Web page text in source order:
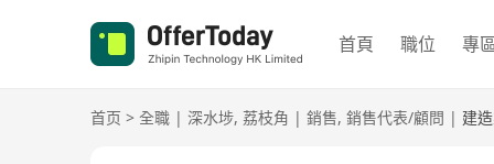
首頁 職位 專
首页 > 全職 | 深水埗, 荔枝角 | 銷售, 銷售代表/顧問 | 建